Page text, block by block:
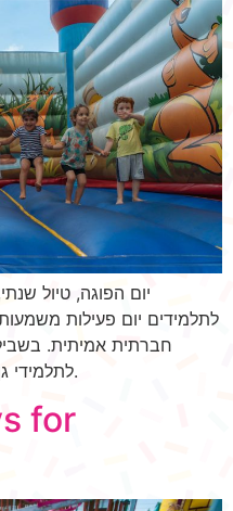
יום הפוגה, טיול
לתלמידים יום פעילות משמעותי
חברתית אמיתית.
לתלמידי גן חובה, בי”ס יסודי וחטיבות ביניים.
for